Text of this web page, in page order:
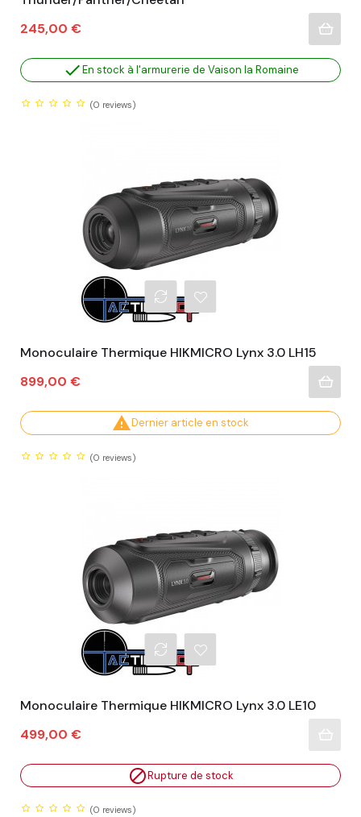
Prix
245,00 €
En stock à l'armurerie de Vaison la Romaine
(0 reviews)
Monoculaire Thermique HIKMICRO Lynx 3.0 LH15
Prix
899,00 €
Dernier article en stock
(0 reviews)
Monoculaire Thermique HIKMICRO Lynx 3.0 LE10
Prix
499,00 €
Rupture de stock
(0 reviews)